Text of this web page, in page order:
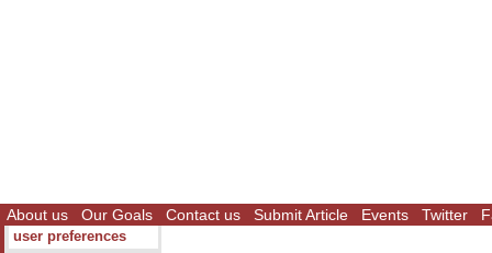
About us Our Goals Contact us Submit Article Events Twitter
user preferences